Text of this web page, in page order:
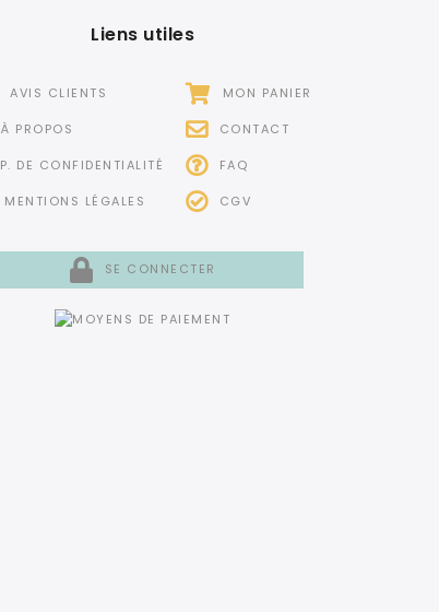
Liens utiles
AVIS CLIENTS
À PROPOS
P. DE CONFIDENTIALITÉ
MENTIONS LÉGALES
MON PANIER
CONTACT
FAQ
CGV
SE CONNECTER